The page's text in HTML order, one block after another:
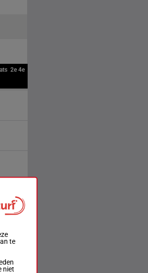
2e 4e
te
niet